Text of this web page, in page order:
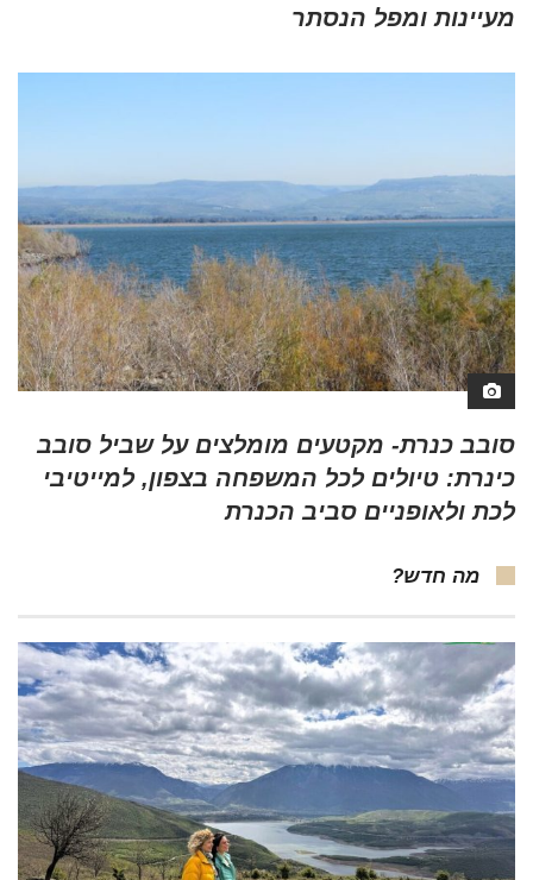
מעיינות ומפל הנסתר
סובב כנרת- מקטעים מומלצים על שביל סובב
כינרת: טיולים לכל המשפחה בצפון, למייטיבי
לכת ולאופניים סביב הכנרת
מה חדש?